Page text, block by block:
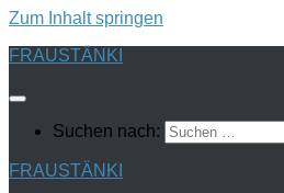
Zum Inhalt springen
FRAUSTÄNKI
Suchen nach:
FRAUSTÄNKI